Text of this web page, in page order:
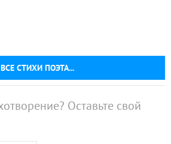
ВСЕ СТИХИ ПОЭТА...
Оставьте свой